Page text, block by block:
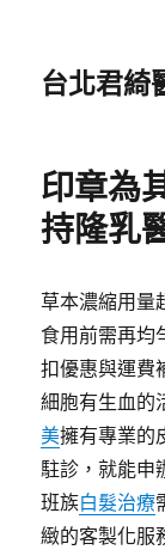
台北君綺
印章為
持隆乳
草本濃縮用量
食用前需再均
扣優惠與運費
細胞有生血的
美擁有專業的
駐診，就能申
班族白髮治療
緻的客製化服